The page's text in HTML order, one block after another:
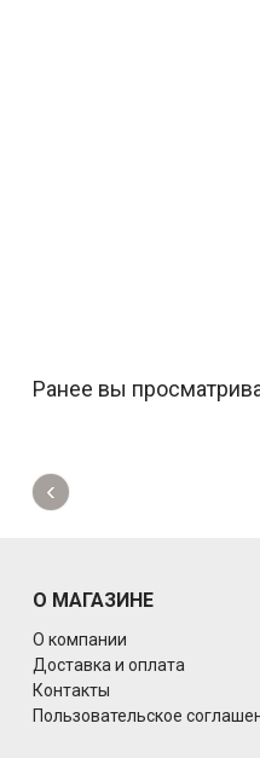
Ранее вы
‹
О МАГАЗИНЕ
О компании
Доставка и оплата
Контакты
Пользовательское